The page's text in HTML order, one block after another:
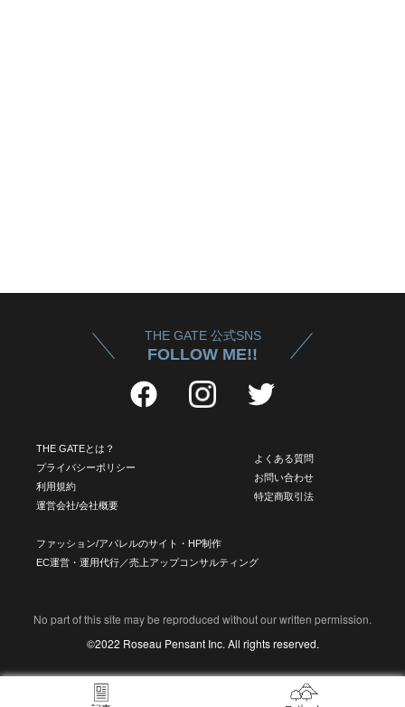
THE GATE 公式SNS
FOLLOW ME!!
THE GATEとは？
プライバシーポリシー
利用規約
運営会社/会社概要
よくある質問
お問い合わせ
特定商取引法
ファッション/アパレルのサイト・HP制作
EC運営・運用代行／売上アップコンサルティング
No part of this site may be reproduced without our written permission.
©2022 Roseau Pensant Inc. All rights reserved.